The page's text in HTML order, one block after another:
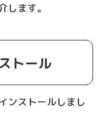
します。
トール
ンストールしまし